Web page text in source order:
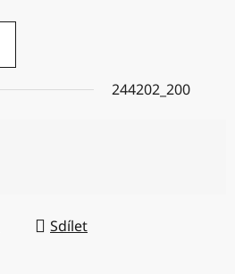
244202_200
Sdílet